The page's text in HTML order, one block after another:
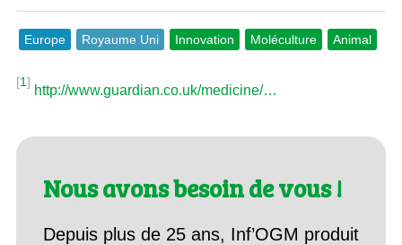
Europe Royaume Uni Innovation Moléculture Animal
[1]
http://www.guardian.co.uk/medicine/…
Nous avons besoin de vous !
Depuis plus de 25 ans, Inf’OGM produit